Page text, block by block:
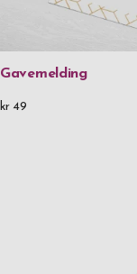
Gavemelding
kr 49